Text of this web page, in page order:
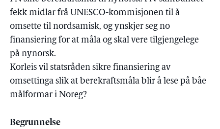
fekk midlar frå UNESCO-kommisjonen til å
omsette til nordsamisk, og ynskjer seg no
finansiering for at måla og skal vere tilgjengelege
på nynorsk.
Korleis vil statsråden sikre finansiering av
omsettinga slik at berekraftsmåla blir å lese på båe
målformar i Noreg?
Begrunnelse